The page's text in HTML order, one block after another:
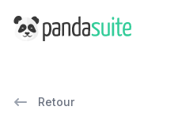
PandaSuite
Retour